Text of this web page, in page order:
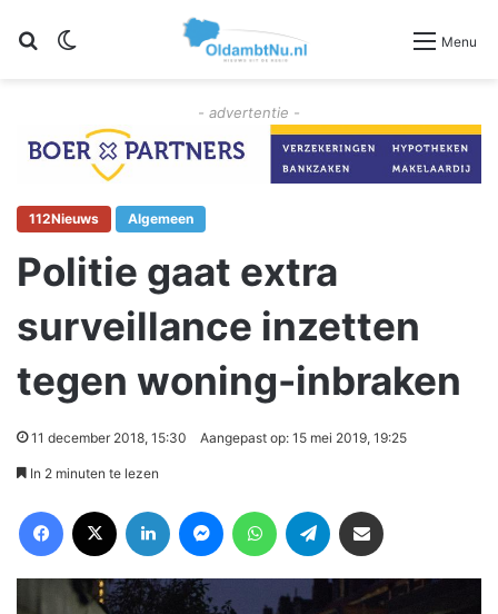
Zoeken Menu
- advertentie -
112Nieuws Algemeen
Politie gaat extra
surveillance inzetten
tegen woning-inbraken
11 december 2018, 15:30 Aangepast op: 15 mei 2019, 19:25
In 2 minuten te lezen